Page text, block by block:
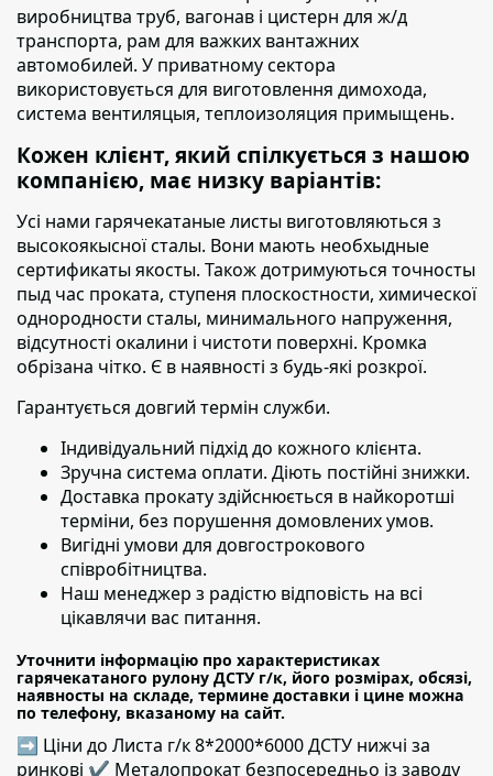
виробництва труб, вагонав і цистерн для ж/д
транспорта, рам для важких вантажних
автомобилей. У приватному сектора
використовується для виготовлення димохода,
система вентиляцыя, теплоизоляция примыщень.
Кожен клієнт, який спілкується з нашою
компанією, має низку варіантів:
Усі нами гарячекатаные листы виготовляються з
высокоякысної сталы. Вони мають необхыдные
сертификаты якосты. Також дотримуються точносты
пыд час проката, ступеня плоскостности, химическої
однородности сталы, минимального напруження,
відсутності окалини і чистоти поверхні. Кромка
обрізана чітко. Є в наявності з будь-які розкрої.
Гарантується довгий термін служби.
Індивідуальний підхід до кожного клієнта.
Зручна система оплати. Діють постійні знижки.
Доставка прокату здійснюється в найкоротші
терміни, без порушення домовлених умов.
Вигідні умови для довгострокового
співробітництва.
Наш менеджер з радістю відповість на всі
цікавлячи вас питання.
Уточнити інформацію про характеристиках
гарячекатаного рулону ДСТУ г/к, його розмірах, обсязі,
наявносты на складе, термине доставки і цине можна
по телефону, вказаному на сайт.
➡ Ціни до Листа г/к 8*2000*6000 ДСТУ нижчі за
ринкові ✔️ Металопрокат безпосередньо із заводу